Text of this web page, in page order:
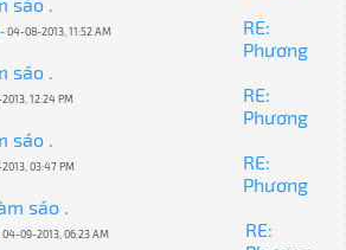
sáo .
- 04-08-2013, 11:52 AM
RE:
Phương
sáo .
12:24 PM
RE:
Phương
sáo .
03:47 PM
RE:
Phương
sáo .
04-09-2013, 06:23 AM
RE: